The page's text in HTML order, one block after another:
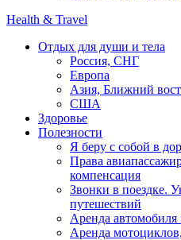
Health & Travel
Отдых для души и тела
Россия, СНГ
Европа
Азия, Ближний
США
Здоровье
Полезности
Я беру с собой в
Права
компенсация
Звонки в поездке.
путешествий
Аренда
Аренда